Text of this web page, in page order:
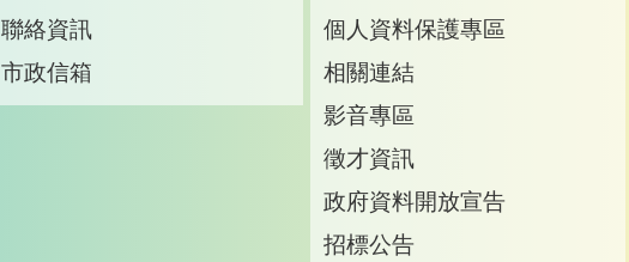
聯絡資訊
市政信箱
個人資料保護專區
相關連結
影音專區
徵才資訊
政府資料開放宣告
招標公告